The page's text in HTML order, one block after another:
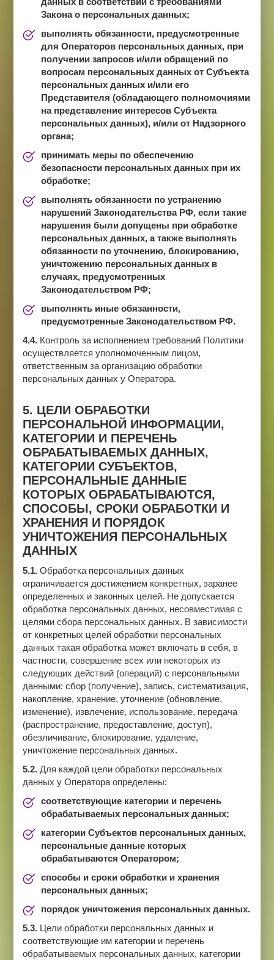
Закона о персональных данных;
выполнять обязанности, предусмотренные
для Операторов персональных данных, при
получении запросов и/или обращений по
вопросам персональных данных от Субъекта
персональных данных и/или его
Представителя (обладающего полномочиями
на представление интересов Субъекта
персональных данных), и/или от Надзорного
органа;
принимать меры по обеспечению
безопасности персональных данных при их
обработке;
выполнять обязанности по устранению
нарушений Законодательства РФ, если такие
нарушения были допущены при обработке
персональных данных, а также выполнять
обязанности по уточнению, блокированию,
уничтожению персональных данных в
случаях, предусмотренных
Законодательством РФ;
выполнять иные обязанности,
предусмотренные Законодательством РФ.
4.4. Контроль за исполнением требований Политики
осуществляется уполномоченным лицом,
ответственным за организацию обработки
персональных данных у Оператора.
5. ЦЕЛИ ОБРАБОТКИ
ПЕРСОНАЛЬНОЙ ИНФОРМАЦИИ,
КАТЕГОРИИ И ПЕРЕЧЕНЬ
ОБРАБАТЫВАЕМЫХ ДАННЫХ,
КАТЕГОРИИ СУБЪЕКТОВ,
ПЕРСОНАЛЬНЫЕ ДАННЫЕ
КОТОРЫХ ОБРАБАТЫВАЮТСЯ,
СПОСОБЫ, СРОКИ ОБРАБОТКИ И
ХРАНЕНИЯ И ПОРЯДОК
УНИЧТОЖЕНИЯ ПЕРСОНАЛЬНЫХ
ДАННЫХ
5.1. Обработка персональных данных
ограничивается достижением конкретных, заранее
определенных и законных целей. Не допускается
обработка персональных данных, несовместимая с
целями сбора персональных данных. В зависимости
от конкретных целей обработки персональных
данных такая обработка может включать в себя, в
частности, совершение всех или некоторых из
следующих действий (операций) с персональными
данными: сбор (получение), запись, систематизация,
накопление, хранение, уточнение (обновление,
изменение), извлечение, использование, передача
(распространение, предоставление, доступ),
обезличивание, блокирование, удаление,
уничтожение персональных данных.
5.2. Для каждой цели обработки персональных
данных у Оператора определены:
соответствующие категории и перечень
обрабатываемых персональных данных;
категории Субъектов персональных данных,
персональные данные которых
обрабатываются Оператором;
способы и сроки обработки и хранения
персональных данных;
порядок уничтожения персональных данных.
5.3. Цели обработки персональных данных и
соответствующие им категории и перечень
обрабатываемых персональных данных, категории